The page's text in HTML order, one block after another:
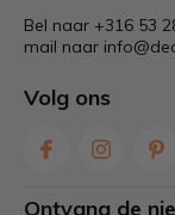
Bel naar +316 53
mail naar
Volg ons
Ontvang de